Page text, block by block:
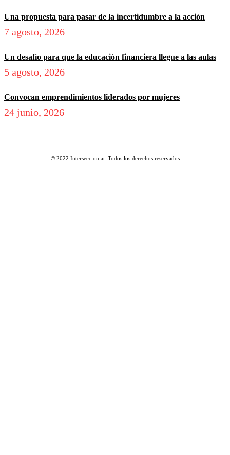
Una propuesta para pasar de la incertidumbre a la acción
7 agosto, 2026
Un desafío para que la educación financiera llegue a las aulas
5 agosto, 2026
Convocan emprendimientos liderados por mujeres
24 junio, 2026
© 2022 Interseccion.ar. Todos los derechos reservados